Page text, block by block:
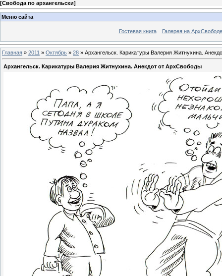
[Свобода по архангельски]
Меню сайта
Гостевая книга Галерея на АрхСвободе
Главная » 2011 » Октябрь » 28 » Архангельск. Карикатуры Валерия Житнухина.
Архангельск. Карикатуры Валерия Житнухина. Анекдот от АрхСвободы